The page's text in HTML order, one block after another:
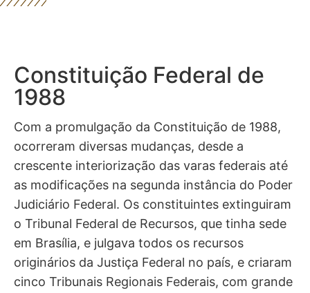
Constituição Federal de
1988
Com a promulgação da Constituição de 1988,
ocorreram diversas mudanças, desde a
crescente interiorização das varas federais até
as modificações na segunda instância do Poder
Judiciário Federal. Os constituintes extinguiram
o Tribunal Federal de Recursos, que tinha sede
em Brasília, e julgava todos os recursos
originários da Justiça Federal no país, e criaram